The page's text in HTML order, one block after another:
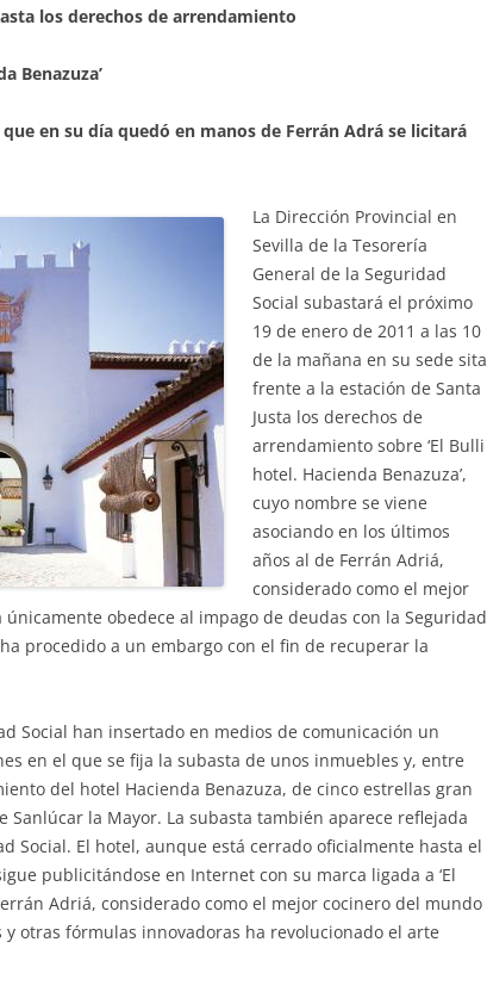
los derechos de arrendamiento
Benazuza’
en su día quedó en manos de Ferrán Adrá se licitará
La Dirección Provincial en
Sevilla de la Tesorería
General de la Seguridad
Social subastará el próximo
19 de enero de 2011 a las 10
de la mañana en su sede sita
frente a la estación de Santa
Justa los derechos de
arrendamiento sobre ‘El Bulli
hotel. Hacienda Benazuza’,
cuyo nombre se viene
asociando en los últimos
años al de Ferrán Adriá,
considerado como el mejor
obedece al impago de deudas con la Seguridad
procedido a un embargo con el fin de recuperar la
Social han insertado en medios de comunicación un
en el que se fija la subasta de unos inmuebles y, entre
del hotel Hacienda Benazuza, de cinco estrellas gran
la Mayor. La subasta también aparece reflejada
Social. El hotel, aunque está cerrado oficialmente hasta el
publicitándose en Internet con su marca ligada a ‘El
Adriá, considerado como el mejor cocinero del mundo
otras fórmulas innovadoras ha revolucionado el arte